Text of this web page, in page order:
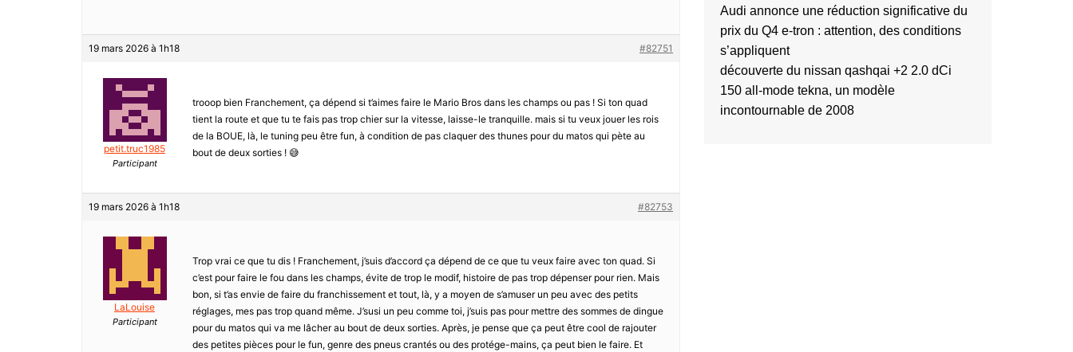
19 mars 2026 à 1h18 #82751
petit.truc1985
Participant
trooop bien Franchement, ça dépend si t’aimes faire le Mario Bros dans les champs ou pas ! Si ton quad
tient la route et que tu te fais pas trop chier sur la vitesse, laisse-le tranquille. mais si tu veux jouer les rois
de la BOUE, là, le tuning peu être fun, à condition de pas claquer des thunes pour du matos qui pète au
bout de deux sorties ! 😅
19 mars 2026 à 1h18 #82753
LaLouise
Participant
Trop vrai ce que tu dis ! Franchement, j’suis d’accord ça dépend de ce que tu veux faire avec ton quad. Si
c’est pour faire le fou dans les champs, évite de trop le modif, histoire de pas trop dépenser pour rien. Mais
bon, si t’as envie de faire du franchissement et tout, là, y a moyen de s’amuser un peu avec des petits
réglages, mes pas trop quand même. J’susi un peu comme toi, j’suis pas pour mettre des sommes de dingue
pour du matos qui va me lâcher au bout de deux sorties. Après, je pense que ça peut être cool de rajouter
des petites pièces pour le fun, genre des pneus crantés ou des protége-mains, ça peut bien le faire. Et
Audi annonce une réduction significative du
prix du Q4 e-tron : attention, des conditions
s’appliquent
découverte du nissan qashqai +2 2.0 dCi
150 all-mode tekna, un modèle
incontournable de 2008